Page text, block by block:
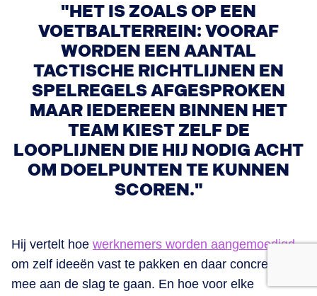
"HET IS ZOALS OP EEN
VOETBALTERREIN: VOORAF
WORDEN EEN AANTAL
TACTISCHE RICHTLIJNEN EN
SPELREGELS AFGESPROKEN
MAAR IEDEREEN BINNEN HET
TEAM KIEST ZELF DE
LOOPLIJNEN DIE HIJ NODIG ACHT
OM DOELPUNTEN TE KUNNEN
SCOREN."
Hij vertelt hoe werknemers worden aangemoedigd
om zelf ideeën vast te pakken en daar concreet
mee aan de slag te gaan. En hoe voor elke